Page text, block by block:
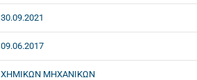
30.09.2021
09.06.2017
ΧΗΜΙΚΩΝ ΜΗΧΑΝΙΚΩΝ